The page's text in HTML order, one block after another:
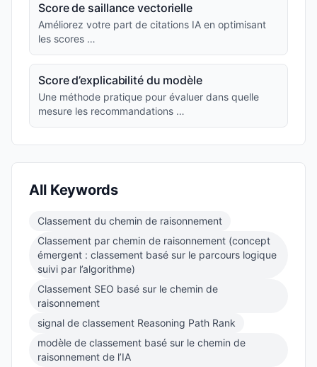
Score de saillance vectorielle
Améliorez votre part de citations IA en optimisant
les scores …
Score d’explicabilité du modèle
Une méthode pratique pour évaluer dans quelle
mesure les recommandations …
All Keywords
Classement du chemin de raisonnement
Classement par chemin de raisonnement (concept
émergent : classement basé sur le parcours logique
suivi par l’algorithme)
Classement SEO basé sur le chemin de
raisonnement
signal de classement Reasoning Path Rank
modèle de classement basé sur le chemin de
raisonnement de l’IA